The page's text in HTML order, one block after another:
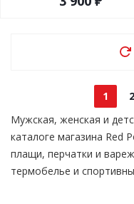
1 2
Мужская, женская и
каталоге магазина Red
плащи, перчатки и
термобелье и